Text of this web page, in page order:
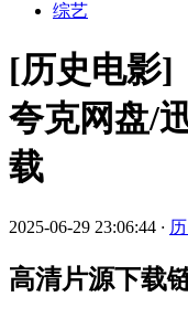
综艺
[历史电影]
夸克网盘/
载
2025-06-29 23:06:44 ·
高清片源下载